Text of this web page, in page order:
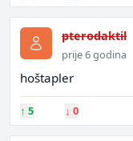
pterodaktil
prije 6 godina
hoštapler
↑ 5 ↓ 0